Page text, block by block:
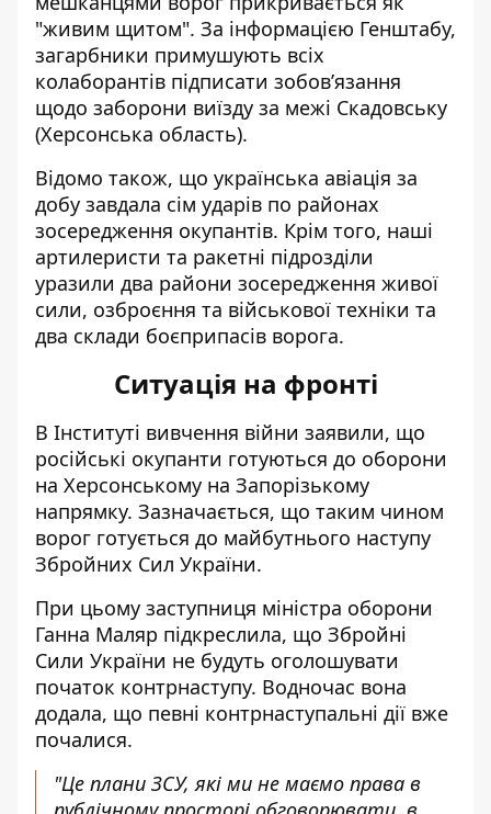
"живим щитом". За інформацією Генштабу,
загарбники примушують всіх
колаборантів підписати зобов’язання
щодо заборони виїзду за межі Скадовську
(Херсонська область).
Відомо також, що українська авіація за
добу завдала сім ударів по районах
зосередження окупантів. Крім того, наші
артилеристи та ракетні підрозділи
уразили два райони зосередження живої
сили, озброєння та військової техніки та
два склади боєприпасів ворога.
Ситуація на фронті
В Інституті вивчення війни заявили, що
російські окупанти готуються до оборони
на Херсонському на Запорізькому
напрямку. Зазначається, що таким чином
ворог готується до майбутнього наступу
Збройних Сил України.
При цьому заступниця міністра оборони
Ганна Маляр підкреслила, що Збройні
Сили України не будуть оголошувати
початок контрнаступу. Водночас вона
додала, що певні контрнаступальні дії вже
почалися.
"Це плани ЗСУ, які ми не маємо права в